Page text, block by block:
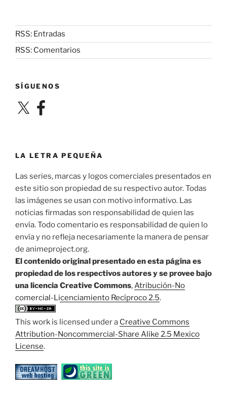
RSS: Entradas
RSS: Comentarios
SÍGUENOS
X Facebook
LA LETRA PEQUEÑA
Las series, marcas y logos comerciales presentados en
este sitio son propiedad de su respectivo autor. Todas
las imágenes se usan con motivo informativo. Las
noticias firmadas son responsabilidad de quien las
envía. Todo comentario es responsabilidad de quien lo
envía y no refleja necesariamente la manera de pensar
de animeproject.org.
El contenido original presentado en esta página es
propiedad de los respectivos autores y se provee bajo
una licencia Creative Commons,Atribución-No
comercial-Licenciamiento Recíproco 2.5.
This work is licensed under a Creative Commons
Attribution-Noncommercial-Share Alike 2.5 Mexico
License.